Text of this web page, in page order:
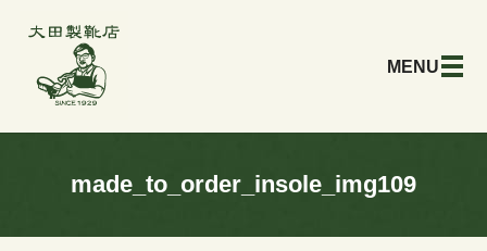
メ
made_to_order_insole_img109